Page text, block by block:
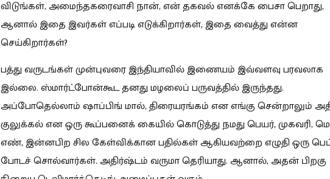
விடுங்கள், அமைந்தகரைவாசி நான், என் தகவல் எனக்கே பைசா பெறாது,
ஆனால் இதை இவர்கள் எப்படி எடுக்கிறார்கள், இதை வைத்து என்ன
செய்கிறார்கள்?
பத்து வருடங்கள் முன்புவரை இந்தியாவில் இணையம் இவ்வளவு பரவலாக
இல்லை. ஸ்மார்ட்போன்கூட தனது மழலைப் பருவத்தில் இருந்தது.
அப்போதெல்லாம் ஷாப்பிங் மால், திரையரங்கம் என எங்கு சென்றாலும்
குலுக்கல் என ஒரு கூப்பனைக் கையில் கொடுத்து நமது பெயர், முகவரி,
எண், இன்னபிற சில கேள்விக்கான பதில்கள் ஆகியவற்றை எழுதி ஒரு
போடச் சொல்வார்கள். அதிர்ஷ்டம் வருமா தெரியாது. ஆனால், அதன் பிறகு